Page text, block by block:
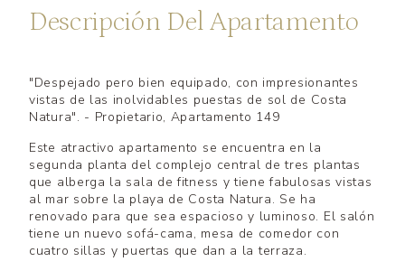
Descripción Del Apartamento
"Despejado pero bien equipado, con impresionantes
vistas de las inolvidables puestas de sol de Costa
Natura". - Propietario, Apartamento 149
Este atractivo apartamento se encuentra en la
segunda planta del complejo central de tres plantas
que alberga la sala de fitness y tiene fabulosas vistas
al mar sobre la playa de Costa Natura. Se ha
renovado para que sea espacioso y luminoso. El salón
tiene un nuevo sofá-cama, mesa de comedor con
cuatro sillas y puertas que dan a la terraza.